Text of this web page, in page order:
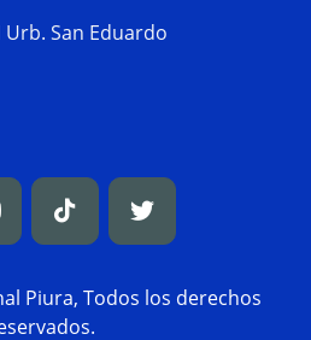
Urb. San Eduardo
Piura, Todos los derechos